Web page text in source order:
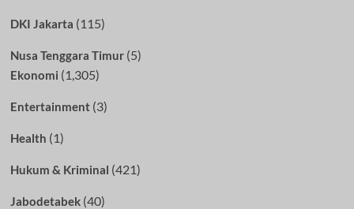
DKI Jakarta (115)
Nusa Tenggara Timur(5)
Ekonomi (1,305)
Entertainment(3)
Health (1)
Hukum & Kriminal (421)
Jabodetabek(40)